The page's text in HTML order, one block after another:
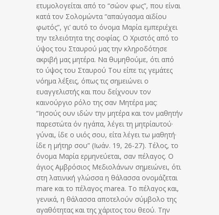
ετυμολογείται από το “σώον φως”, που είναι
κατά τον Σολομώντα “απαύγασμα αϊδίου
φωτός”, γι’ αυτό το όνομα Μαρία εμπεριέχει
την τελειότητα της σοφίας. Ο Χριστός από το
ύψος του Σταυρού μας την κληροδότησε
ακριβή μας μητέρα. Να θυμηθούμε, ότι από
το ύψος του Σταυρού Του είπε τις γεμάτες
νόημα λέξεις, όπως τις σημειώνει ο
ευαγγελιστής και που δείχνουν τον
καινούργιο ρόλο της σαν Μητέρα μας:
“Ιησούς ουν ιδών την μητέρα και τον μαθητήν
παρεστώτα όν ηγάπα, λέγει τη μητρίαυτού·
γύναι, ίδε ο υιός σου, είτα λέγει τω μαθητή·
ίδε η μήτηρ σου” (Ιωάν. 19, 26-27). Τέλος, το
όνομα Μαρία ερμηνεύεται, σαν πέλαγος. Ο
άγιος Αμβρόσιος Μεδιολάνων σημειώνει, ότι
στη λατινική γλώσσα η θάλασσα ονομάζεται
mare και το πέλαγος marea. To πέλαγος και,
γενικά, η θάλασσα αποτελούν σύμβολο της
αγαθότητας και της χάριτος του θεού. Την